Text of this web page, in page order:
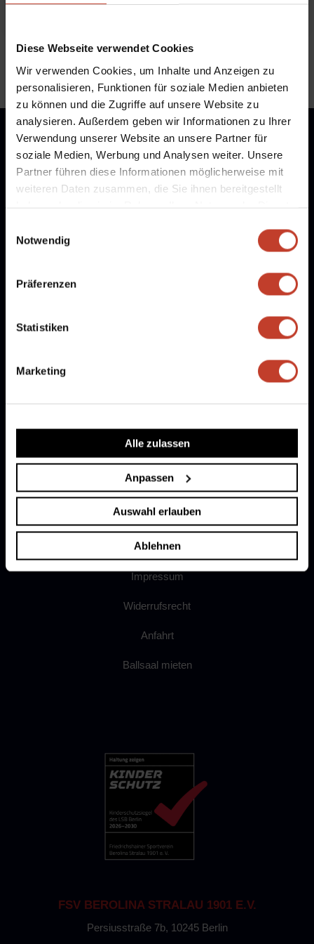
Diese Webseite verwendet Cookies
Wir verwenden Cookies, um Inhalte und Anzeigen zu
personalisieren, Funktionen für soziale Medien anbieten
zu können und die Zugriffe auf unsere Website zu
analysieren. Außerdem geben wir Informationen zu Ihrer
Verwendung unserer Website an unsere Partner für
soziale Medien, Werbung und Analysen weiter. Unsere
Partner führen diese Informationen möglicherweise mit
weiteren Daten zusammen, die Sie ihnen bereitgestellt
Notwendig
Präferenzen
Statistiken
Marketing
Alle zulassen
Anpassen
Auswahl erlauben
Ablehnen
Ergebnismeldung
AGB
Datenschutz
Impressum
Widerrufsrecht
Anfahrt
Ballsaal mieten
FSV BEROLINA STRALAU 1901 E.V.
Persiusstraße 7b, 10245 Berlin